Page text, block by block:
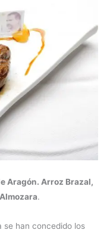
Aragón. Arroz Brazal,
.
se han concedido los